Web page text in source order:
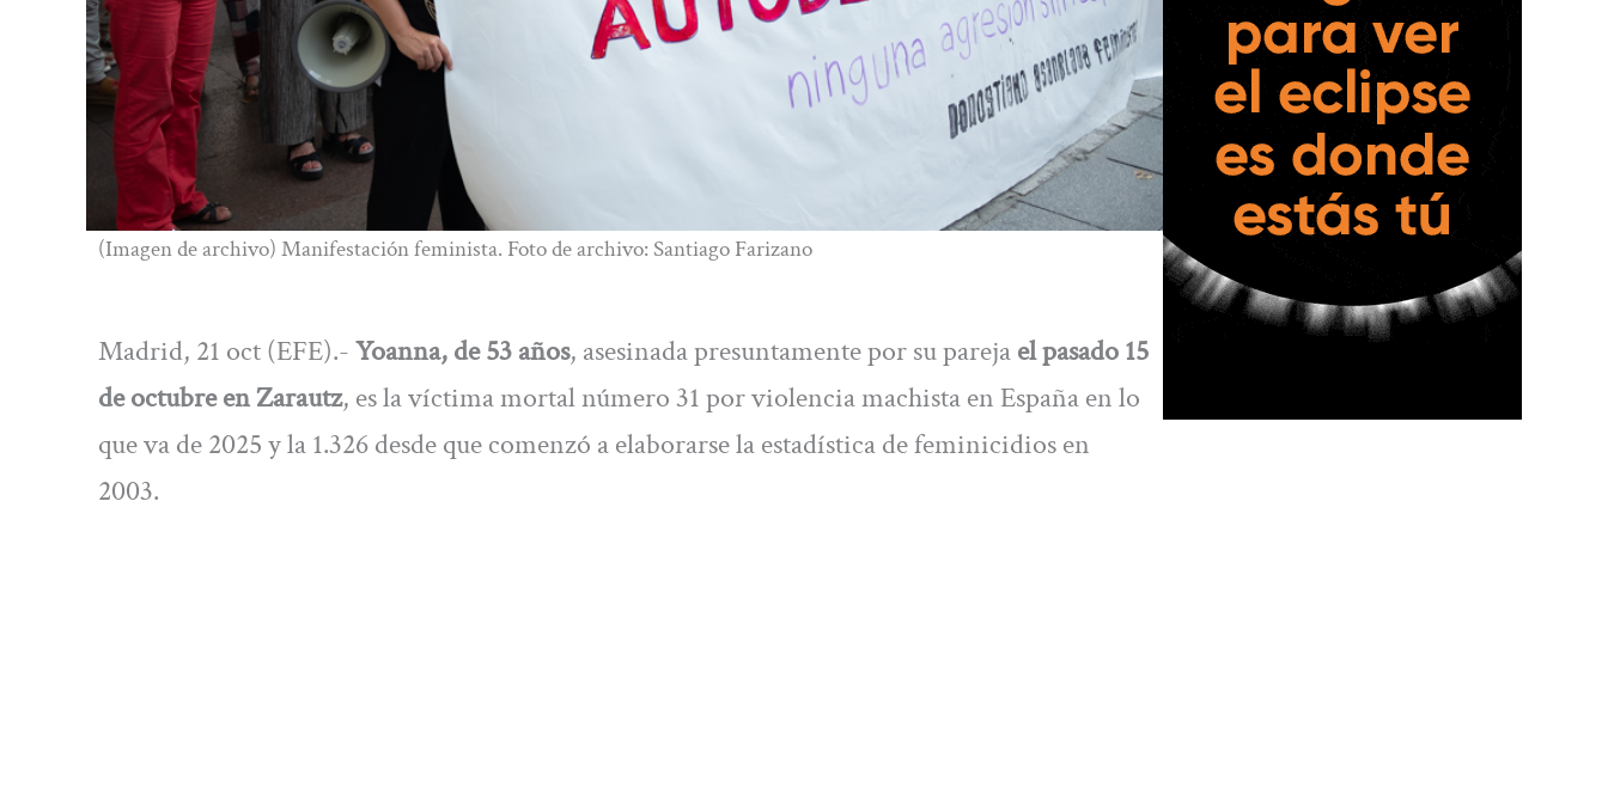
(Imagen de archivo) Manifestación feminista. Foto de archivo: Santiago Farizano
Madrid, 21 oct (EFE).-Yoanna, de 53 años, asesinada presuntamente por su parejael pasado 15
de octubre en Zarautz, es la víctima mortal número 31 por violencia machista en España en lo
que va de 2025 y la 1.326 desde que comenzó a elaborarse la estadística de feminicidios en
2003.